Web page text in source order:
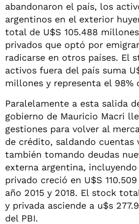
abandonaron el país, los
argentinos en el exterior
total de U$S 105.488
privados que optó por
radicarse en otros países. El
activos fuera del país suma
millones y representa el 98%
Paralelamente a esta salida
gobierno de Mauricio Macri
gestiones para volver al
de crédito, saldando cuentas
también tomando deudas
externa argentina,
privado creció en U$S
año 2015 y 2018. El stock
y privada asciende a u$s
del PBI.